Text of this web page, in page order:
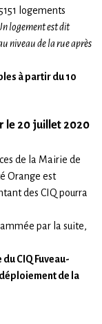
logements
logement est dit
niveau de la rue après
à partir du 10
le 20 juillet 2020
de la Mairie de
Orange est
des CIQ pourra
par la suite,
CIQ Fuveau-
de la